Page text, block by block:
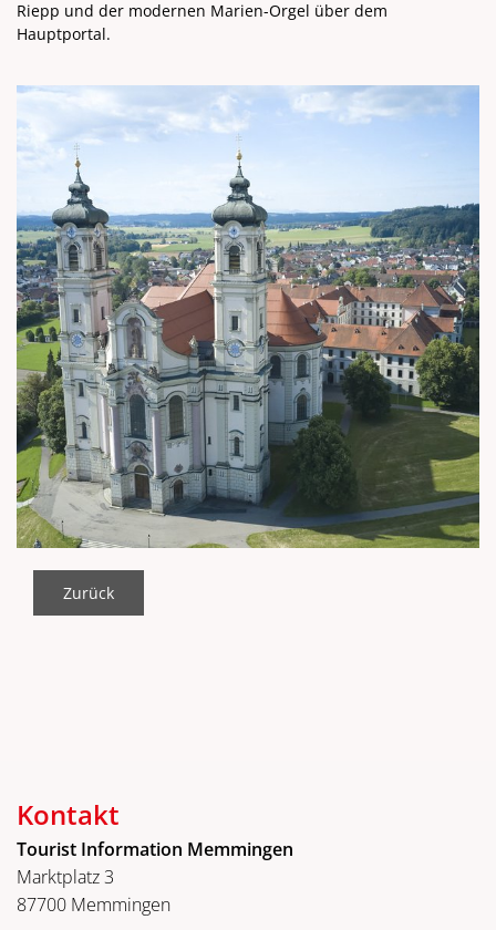
Riepp und der modernen Marien-Orgel über dem
Hauptportal.
Zurück
Kontakt
Tourist Information Memmingen
Marktplatz 3
87700 Memmingen